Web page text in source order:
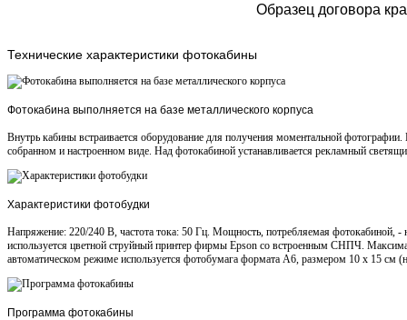
Образец договора
Технические характеристики фотокабины
Фотокабина выполняется на базе металлического корпуса
Внутрь кабины встраивается оборудование для получения моментальной
собранном и настроенном виде. Над фотокабиной устанавливается рекламный
Характеристики фотобудки
Напряжение: 220/240 В, частота тока: 50 Гц. Мощность, потребляемая фотокабиной,
используется цветной струйный принтер фирмы Epson со встроенным СНПЧ.
автоматическом режиме используется фотобумага формата А6, размером 10 х 15 см
Программа фотокабины